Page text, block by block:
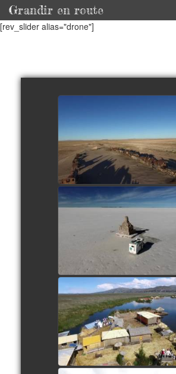
Grandir en route
[rev_slider alias="drone"]
Cimetière des trains
watch video
watch video
Les îles Uros
watch video